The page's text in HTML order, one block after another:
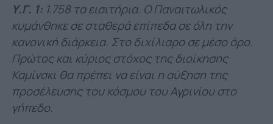
Υ.Γ. 1: 1.758 τα εισιτήρια. Ο Παναιτωλικός
κυμάνθηκεσε σταθερά επίπεδα σε όλη την
κανονική διάρκεια. Στο διχίλιαρο σε μέσο όρο.
Πρώτος και κύριος στόχος της διοίκησης
Καμίνσκι θα πρέπει να είναι η αύξηση της
προσέλευσης του κόσμου του Αγρινίου στο
γήπεδο.